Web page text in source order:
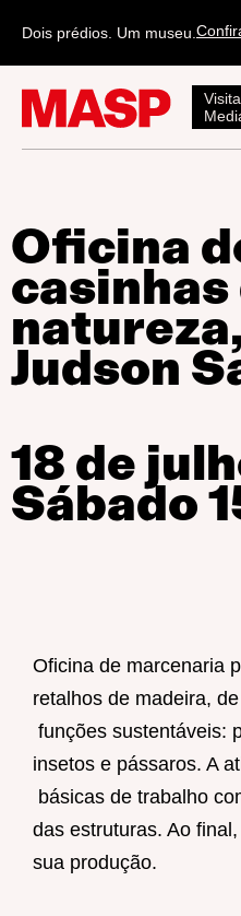
Dois prédios. Um museu.
Oficina
casinhas
Judson
18 de
Sábado
Oficina de marcenaria
retalhos de madeira,
funções sustentáveis:
insetos e pássaros. A
básicas de trabalho
das estruturas. Ao
sua produção.